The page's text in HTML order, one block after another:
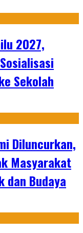
2027,
Sekolah
Diluncurkan,
Masyarakat
dan Budaya